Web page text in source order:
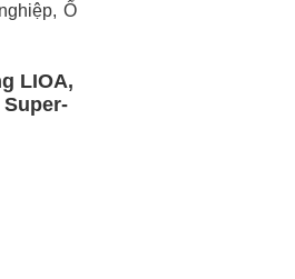
Ổ
LIOA,